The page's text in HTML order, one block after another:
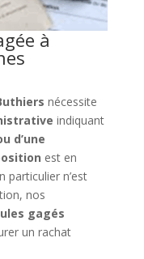
à
nécessite
indiquant
d’une
est en
particulier n’est
nos
gagés
un rachat